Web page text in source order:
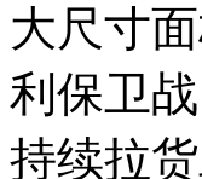
大尺寸
利保卫
持续拉